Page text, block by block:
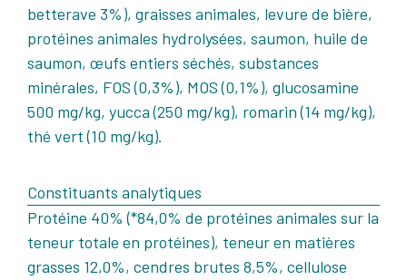
betterave 3%), graisses animales, levure de bière,
protéines animales hydrolysées, saumon, huile de
saumon, œufs entiers séchés, substances
minérales, FOS (0,3%), MOS (0,1%), glucosamine
500 mg/kg, yucca (250 mg/kg), romarin (14 mg/kg),
thé vert (10 mg/kg).
Constituants analytiques
Protéine 40% (*84,0% de protéines animales sur la
teneur totale en protéines), teneur en matières
grasses 12,0%, cendres brutes 8,5%, cellulose